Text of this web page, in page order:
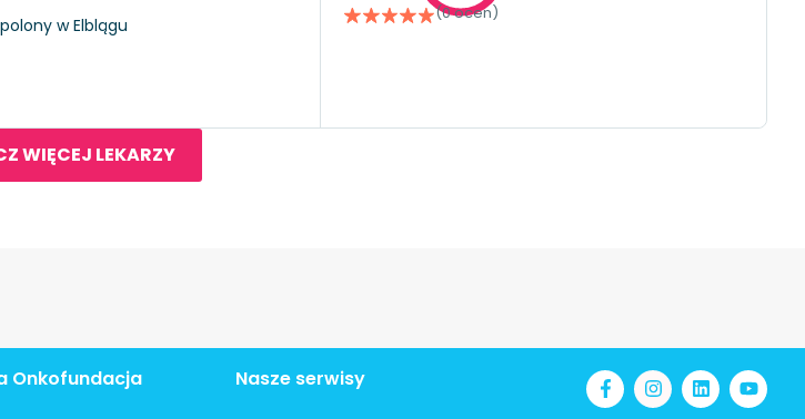
w Elblągu
(0 ocen)
WIĘCEJ LEKARZY
Onkofundacja Nasze serwisy